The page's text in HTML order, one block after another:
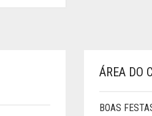
ÁREA DO
BOAS